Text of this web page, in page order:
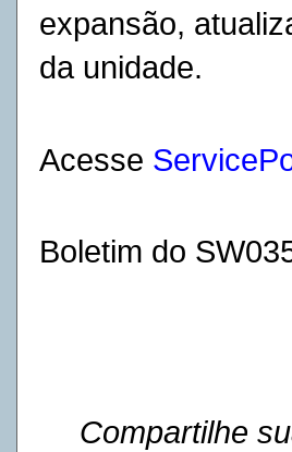
expansão,
da unidade.
Acesse
Boletim do
Compartilhe